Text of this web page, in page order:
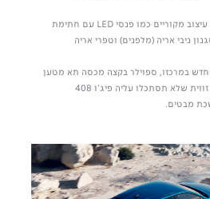
הדגם החדש שופע במאפייני עיצוב מקוריים כמו פנסי LED עם חתימת
ניבי אריה (מלפנים) וטפרי אריה
במרכזו, ספוילר בקצה מכסה תא מטען
וחישוקי ''19 מעוצבים. מכל זווית שלא תסתכלו עליה פיג'ו 408
מבטים.